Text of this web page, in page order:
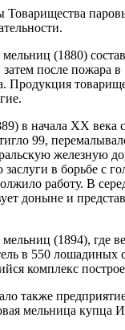
мельниц (1880)
затем после
в начала XX
99,
железную
в борьбе с
работу. В
доныне и
(1894), где
в 550
комплекс
также
мельница купца